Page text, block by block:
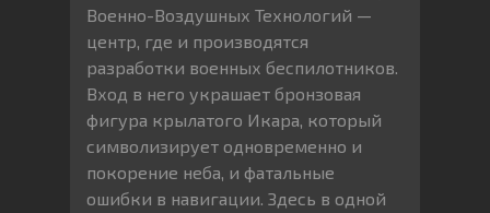
Военно-Воздушных Технологий —
центр, где и производятся
разработки военных беспилотников.
Вход в него украшает бронзовая
фигура крылатого Икара, который
символизирует одновременно и
покорение неба, и фатальные
ошибки в навигации. Здесь в одной